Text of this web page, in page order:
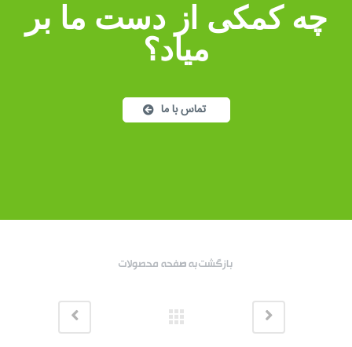
چه کمکی از دست ما بر
میاد؟
تماس با ما
بازگشت به صفحه محصولات